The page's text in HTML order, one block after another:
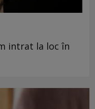
intrat la loc în